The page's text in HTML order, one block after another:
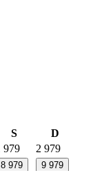
S
D
979 2 979
8 979 9 979